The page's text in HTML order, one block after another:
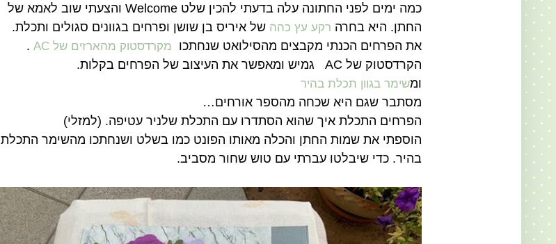
כמה ימים לפני החתונה עלה בדעתי להכין שלט
Welcome והצעתי שוב לאמא של
החתן. היא בחרה רקע עץ כהה של איריס בן שושן ופרחים בגוונים סגולים ותכלת.
את הפרחים הכנתי מקבצים מהסילואט שנחתכו מקרדסטוק מהארזים של AC
.
הקרדסטוק של AC גמיש ומאפשר את העיצוב של הפרחים בקלות.
ומשימר בגוון תכלת בהיר
מסתבר שגם היא שכחה מהספר אורחים…
הפרחים התכלת איך שהוא הסתדרו עם התכלת שלניר עטיפה. (למזלי)
הוספתי את שמות החתן והכלה מאותו הפונט כמו בשלט ושנחתכו מהשימר התכלת
בהיר. כדי שיבלטו עברתי עם טוש שחור מסביב.